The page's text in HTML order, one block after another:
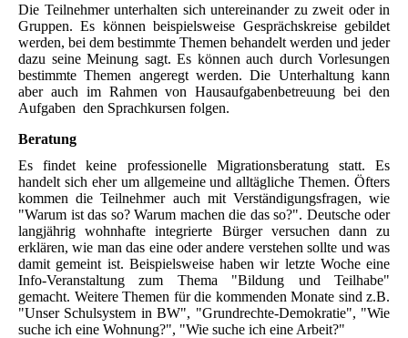
Die Teilnehmer unterhalten sich untereinander zu zweit oder in
Gruppen. Es können beispielsweise Gesprächskreise gebildet
werden, bei dem bestimmte Themen behandelt werden und jeder
dazu seine Meinung sagt. Es können auch durch Vorlesungen
bestimmte Themen angeregt werden. Die Unterhaltung kann
aber auch im Rahmen von Hausaufgabenbetreuung bei den
Aufgaben den Sprachkursen folgen.
Beratung
Es findet keine professionelle Migrationsberatung statt. Es
handelt sich eher um allgemeine und alltägliche Themen. Öfters
kommen die Teilnehmer auch mit Verständigungsfragen, wie
"Warum ist das so? Warum machen die das so?". Deutsche oder
langjährig wohnhafte integrierte Bürger versuchen dann zu
erklären, wie man das eine oder andere verstehen sollte und was
damit gemeint ist. Beispielsweise haben wir letzte Woche eine
Info-Veranstaltung zum Thema "Bildung und Teilhabe"
gemacht. Weitere Themen für die kommenden Monate sind z.B.
"Unser Schulsystem in BW", "Grundrechte-Demokratie", "Wie
suche ich eine Wohnung?", "Wie suche ich eine Arbeit?"